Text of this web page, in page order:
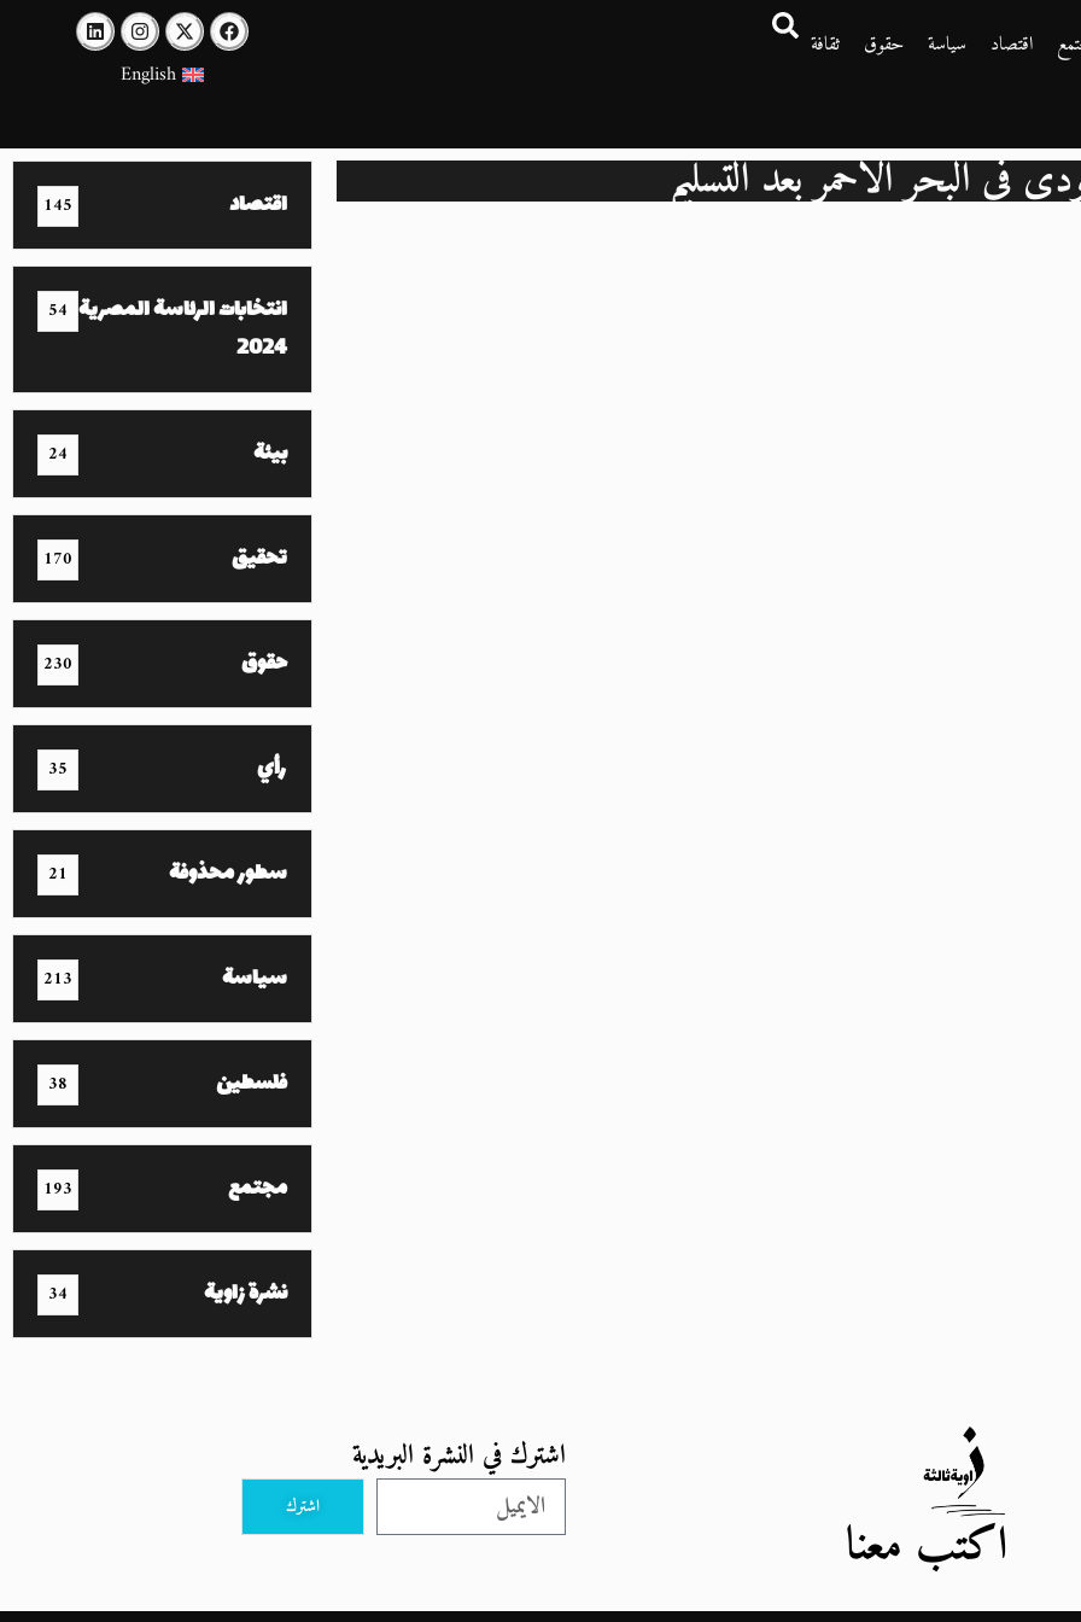
اقتصاد سياسة حقوق
ثقافة
English
في البحر الأحمر بعد التسليم اقتصاد 145
انتخابات الرئاسة المصرية
2024
54
بيئة 24
تحقيق 170
حقوق 230
رأي 35
سطور محذوفة 21
سياسة 213
فلسطين 38
مجتمع 193
نشرة زاوية 34
اكتب معنا
اشترك في النشرة البريدية
اشترك